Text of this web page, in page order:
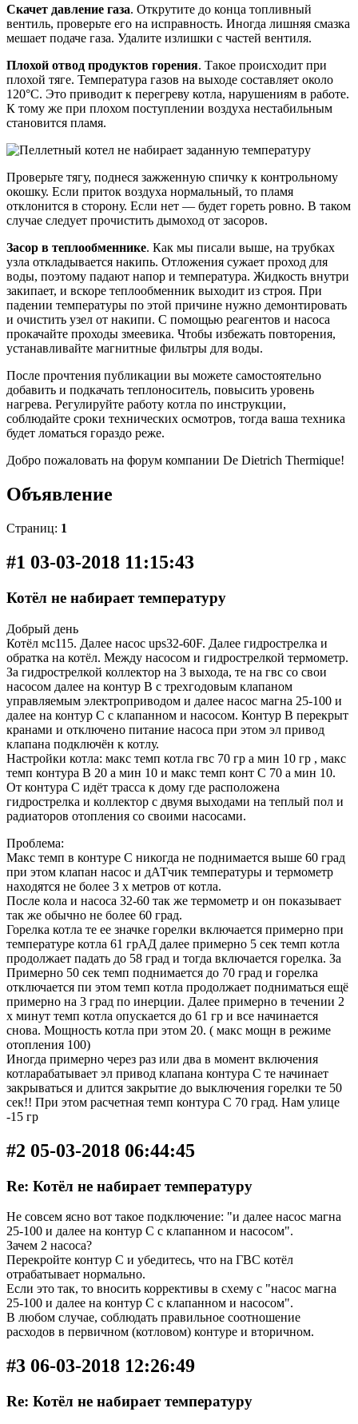
Скачет давление газа. Открутите до конца топливный
вентиль, проверьте его на исправность. Иногда лишняя смазка
мешает подаче газа. Удалите излишки с частей вентиля.
Плохой отвод продуктов горения. Такое происходит при
плохой тяге. Температура газов на выходе составляет около
120°С. Это приводит к перегреву котла, нарушениям в работе.
К тому же при плохом поступлении воздуха нестабильным
становится пламя.
Проверьте тягу, поднеся зажженную спичку к контрольному
окошку. Если приток воздуха нормальный, то пламя
отклонится в сторону. Если нет — будет гореть ровно. В таком
случае следует прочистить дымоход от засоров.
Засор в теплообменнике. Как мы писали выше, на трубках
узла откладывается накипь. Отложения сужает проход для
воды, поэтому падают напор и температура. Жидкость внутри
закипает, и вскоре теплообменник выходит из строя. При
падении температуры по этой причине нужно демонтировать
и очистить узел от накипи. С помощью реагентов и насоса
прокачайте проходы змеевика. Чтобы избежать повторения,
устанавливайте магнитные фильтры для воды.
После прочтения публикации вы можете самостоятельно
добавить и подкачать теплоноситель, повысить уровень
нагрева. Регулируйте работу котла по инструкции,
соблюдайте сроки технических осмотров, тогда ваша техника
будет ломаться гораздо реже.
Добро пожаловать на форум компании De Dietrich Thermique!
Объявление
Страниц: 1
#1 03-03-2018 11:15:43
Котёл не набирает температуру
Добрый день
Котёл мс115. Далее насос ups32-60F. Далее гидрострелка и
обратка на котёл. Между насосом и гидрострелкой термометр.
За гидрострелкой коллектор на 3 выхода, те на гвс со свои
насосом далее на контур В с трехгодовым клапаном
управляемым электроприводом и далее насос магна 25-100 и
далее на контур С с клапанном и насосом. Контур В перекрыт
кранами и отключено питание насоса при этом эл привод
клапана подключён к котлу.
Настройки котла: макс темп котла гвс 70 гр а мин 10 гр , макс
темп контура В 20 а мин 10 и макс темп конт С 70 а мин 10.
От контура С идёт трасса к дому где расположена
гидрострелка и коллектор с двумя выходами на теплый пол и
радиаторов отопления со своими насосами.
Проблема:
Макс темп в контуре С никогда не поднимается выше 60 град
при этом клапан насос и дАТчик температуры и термометр
находятся не более 3 х метров от котла.
После кола и насоса 32-60 так же термометр и он показывает
так же обычно не более 60 град.
Горелка котла те ее значке горелки включается примерно при
температуре котла 61 грАД далее примерно 5 сек темп котла
продолжает падать до 58 град и тогда включается горелка. За
Примерно 50 сек темп поднимается до 70 град и горелка
отключается пи этом темп котла продолжает подниматься ещё
примерно на 3 град по инерции. Далее примерно в течении 2
х минут темп котла опускается до 61 гр и все начинается
снова. Мощность котла при этом 20. ( макс мощн в режиме
отопления 100)
Иногда примерно через раз или два в момент включения
котларабатывает эл привод клапана контура С те начинает
закрываться и длится закрытие до выключения горелки те 50
сек!! При этом расчетная темп контура С 70 град. Нам улице
-15 гр
#2 05-03-2018 06:44:45
Re: Котёл не набирает температуру
Не совсем ясно вот такое подключение: "и далее насос магна
25-100 и далее на контур С с клапанном и насосом".
Зачем 2 насоса?
Перекройте контур С и убедитесь, что на ГВС котёл
отрабатывает нормально.
Если это так, то вносить коррективы в схему с "насос магна
25-100 и далее на контур С с клапанном и насосом".
В любом случае, соблюдать правильное соотношение
расходов в первичном (котловом) контуре и вторичном.
#3 06-03-2018 12:26:49
Re: Котёл не набирает температуру